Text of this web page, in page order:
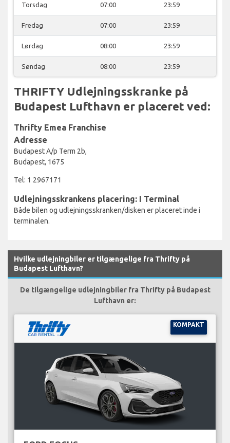
Torsdag 07:00 23:59
Fredag 07:00 23:59
Lørdag 08:00 23:59
Søndag 08:00 23:59
THRIFTY Udlejningsskranke på
Budapest Lufthavn er placeret ved:
Thrifty Emea Franchise
Adresse
Budapest A/p Term 2b,
Budapest, 1675
Tel: 1 2967171
Udlejningsskrankens placering: I Terminal
Både bilen og udlejningsskranken/disken er placeret inde i
terminalen.
Hvilke udlejningbiler er tilgængelige fra Thrifty på
Budapest Lufthavn?
De tilgængelige udlejningbiler fra Thrifty på Budapest
Lufthavn er:
KOMPAKT